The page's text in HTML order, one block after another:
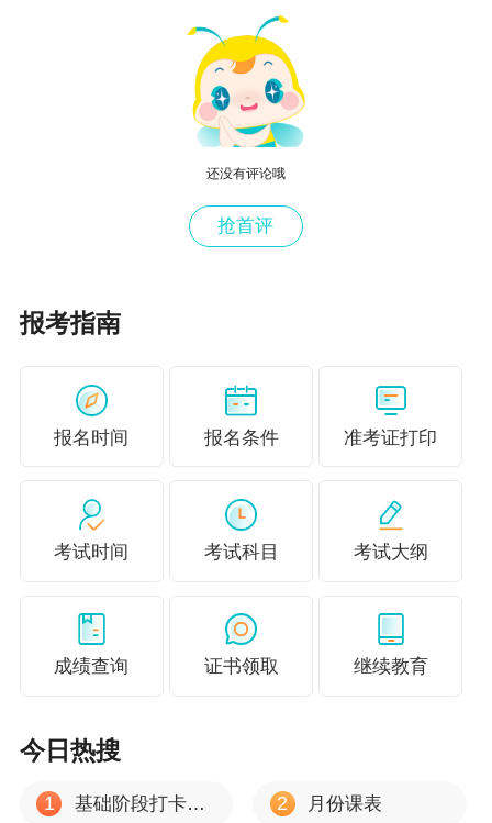
还没有评论哦
抢首评
报考指南
报名时间 报名条件 准考证打印
考试时间 考试科目 考试大纲
成绩查询 证书领取 继续教育
今日热搜
1 基础阶段打卡计划 2 月份课表